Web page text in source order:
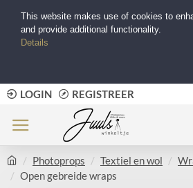
LOGIN REGISTREER
Photoprops Textiel en wol
Open gebreide wraps
This website makes use of cookies to
and provide additional functionality.
Details